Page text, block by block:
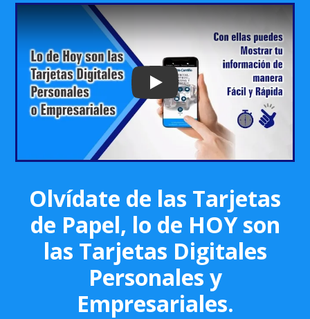
Play: Keynote (Google I/O '18)
Olvídate de las Tarjetas
de Papel, lo de HOY son
las Tarjetas Digitales
Personales y
Empresariales.